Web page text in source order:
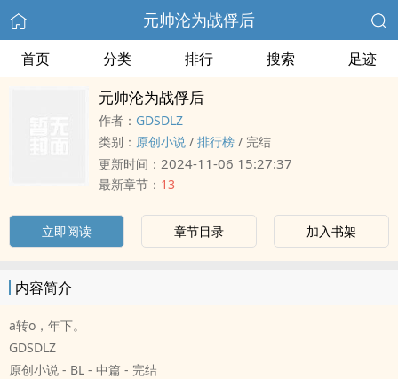
元帅沦为战俘后
首页 分类 排行 搜索 足迹
元帅沦为战俘后
作者： GDSDLZ
类别： 原创小说 / 排行榜 / 完结
更新时间： 2024-11-06 15:27:37
最新章节： 13
立即阅读 章节目录 加入书架
内容简介
a转o，年下。
GDSDLZ
原创小说 - BL - 中篇 - 完结